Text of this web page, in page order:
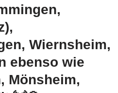
Wiernsheim,
ebenso wie
Mönsheim,